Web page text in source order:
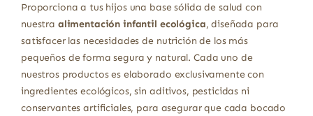
Proporciona a tus hijos una base sólida de salud con
nuestra alimentación infantil ecológica, diseñada para
satisfacer las necesidades de nutrición de los más
pequeños de forma segura y natural. Cada uno de
nuestros productos es elaborado exclusivamente con
ingredientes ecológicos, sin aditivos, pesticidas ni
conservantes artificiales, para asegurar que cada bocado